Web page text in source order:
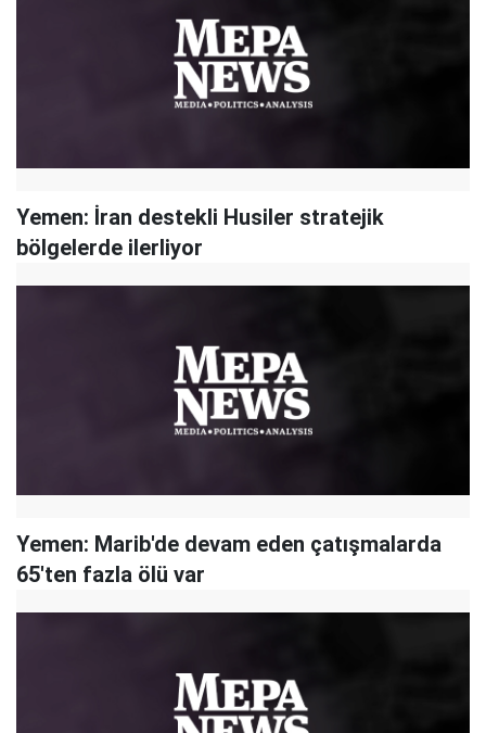
Yemen: İran destekli Husiler stratejik
bölgelerde ilerliyor
Yemen: Marib'de devam eden çatışmalarda
65'ten fazla ölü var